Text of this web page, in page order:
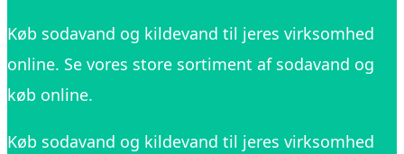
Køb sodavand og kildevand til jeres virksomhed
online. Se vores store sortiment af sodavand og
køb online.
Køb sodavand og kildevand til jeres virksomhed